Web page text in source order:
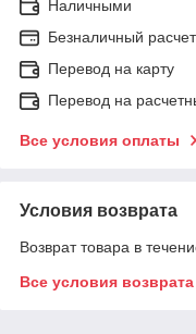
Наличными
Безналичный расчет
Перевод на карту
Перевод на
Все условия оплаты
Условия возврата
Возврат товара в
Все условия возврата